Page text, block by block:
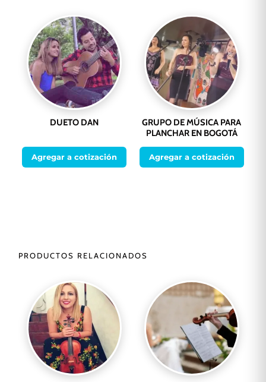
DUETO DAN
Agregar a cotización
GRUPO DE MÚSICA PARA
PLANCHAR EN BOGOTÁ
Agregar a cotización
PRODUCTOS RELACIONADOS